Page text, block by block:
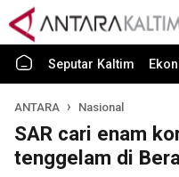
Seputar Kaltim
ANTARA Nasional
SAR cari enam
tenggelam di